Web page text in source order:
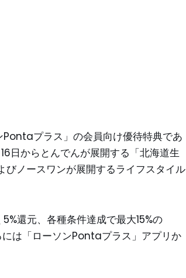
プラス」の会員向け優待特典であ
日からとんでんが展開する「北海道生
びノースワンが展開するライフスタイル
還元、各種条件達成で最大15%の
は「ローソンPontaプラス」アプリか